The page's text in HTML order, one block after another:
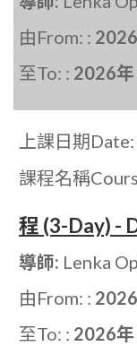
由From: :
至To: : 2026年
上課日期Date:
課程名稱
程 (3-Day) -
導師: Lenka
由From: :
至To: : 2026年